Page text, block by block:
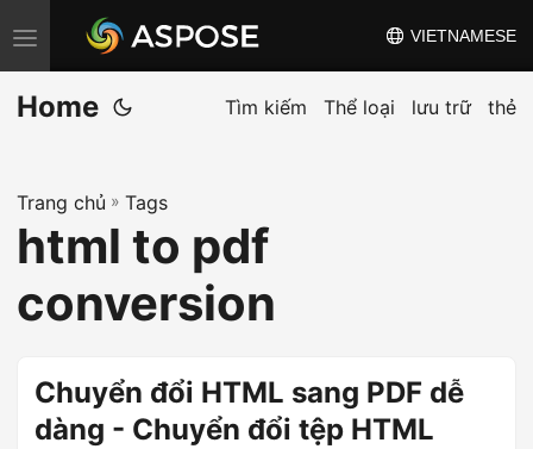
C
h
u
n
đ
i
VIETNAMESE
Home Tìm kiếm Thể loại lưu trữ thẻ
Trang chủ » Tags
html to pdf
conversion
Chuyển đổi HTML sang PDF dễ
dàng - Chuyển đổi tệp HTML